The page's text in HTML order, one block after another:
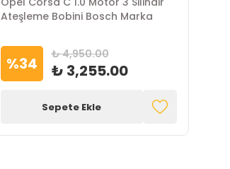
Ateşleme Bobini Bosch Marka
%34 ₺ 4,950.00
₺ 3,255.00
Sepete Ekle